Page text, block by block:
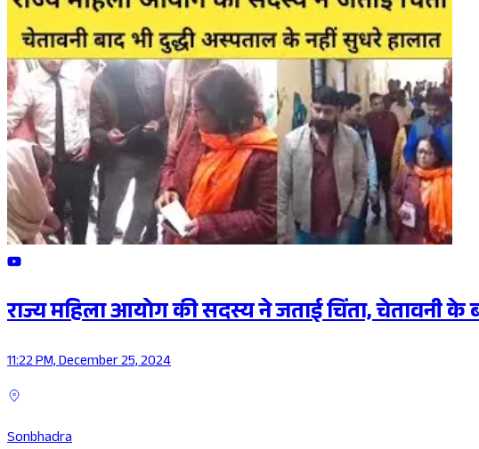
राज्य महिला आयोग की सदस्य ने जताई चिंता, चेतावनी के
11:22 PM, December 25, 2024
Sonbhadra